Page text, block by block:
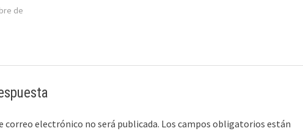
de
correo electrónico no será publicada. Los campos obligatorios están